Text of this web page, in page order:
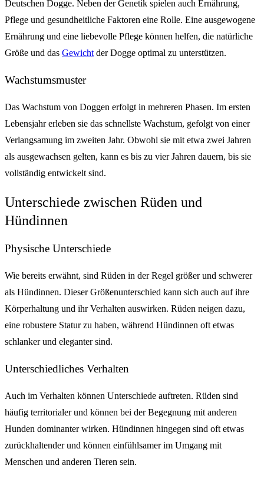
Deutschen Dogge. Neben der Genetik spielen auch Ernährung,
Pflege und gesundheitliche Faktoren eine Rolle. Eine ausgewogene
Ernährung und eine liebevolle Pflege können helfen, die natürliche
Größe und das Gewicht der Dogge optimal zu unterstützen.
Wachstumsmuster
Das Wachstum von Doggen erfolgt in mehreren Phasen. Im ersten
Lebensjahr erleben sie das schnellste Wachstum, gefolgt von einer
Verlangsamung im zweiten Jahr. Obwohl sie mit etwa zwei Jahren
als ausgewachsen gelten, kann es bis zu vier Jahren dauern, bis sie
vollständig entwickelt sind.
Unterschiede zwischen Rüden und
Hündinnen
Physische Unterschiede
Wie bereits erwähnt, sind Rüden in der Regel größer und schwerer
als Hündinnen. Dieser Größenunterschied kann sich auch auf ihre
Körperhaltung und ihr Verhalten auswirken. Rüden neigen dazu,
eine robustere Statur zu haben, während Hündinnen oft etwas
schlanker und eleganter sind.
Unterschiedliches Verhalten
Auch im Verhalten können Unterschiede auftreten. Rüden sind
häufig territorialer und können bei der Begegnung mit anderen
Hunden dominanter wirken. Hündinnen hingegen sind oft etwas
zurückhaltender und können einfühlsamer im Umgang mit
Menschen und anderen Tieren sein.